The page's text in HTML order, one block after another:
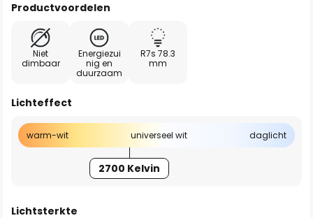
Productvoordelen
Niet
dimbaar
Energiezui
nig en
duurzaam
R7s 78.3
mm
Lichteffect
warm-wit universeel wit daglicht
2700 Kelvin
Lichtsterkte